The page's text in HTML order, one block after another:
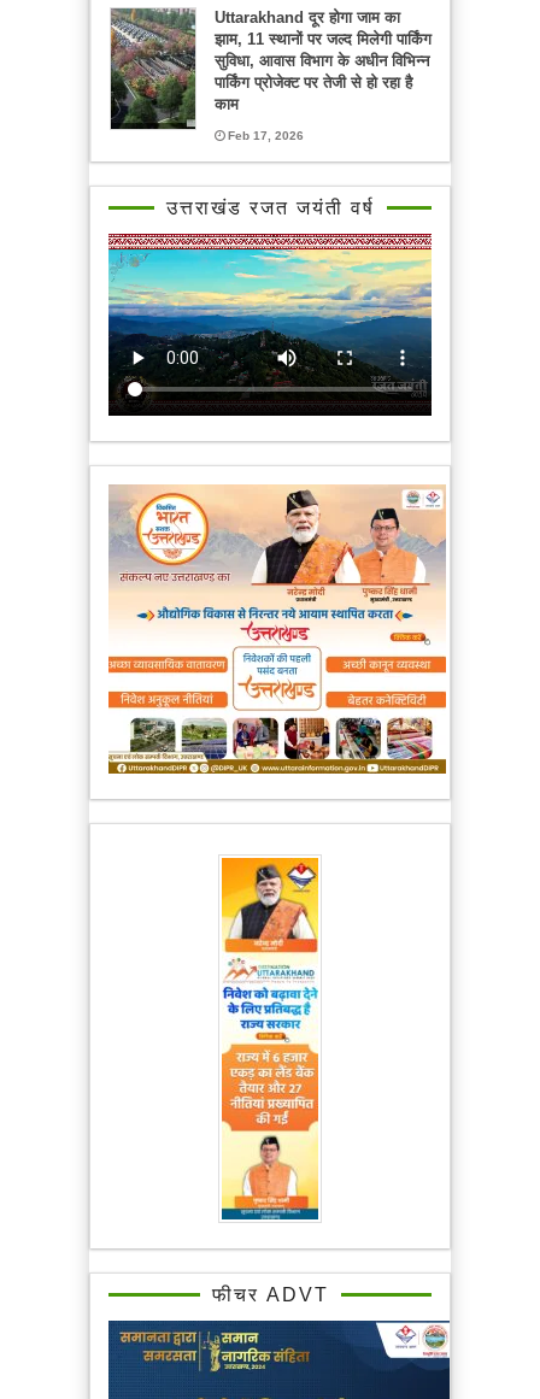
Uttarakhand दूर होगा जाम का
झाम, 11 स्थानों पर जल्द मिलेगी पार्किंग
सुविधा, आवास विभाग के अधीन विभिन्न
पार्किंग प्रोजेक्ट पर तेजी से हो रहा है
काम
Feb 17, 2026
उत्तराखंड रजत जयंती वर्ष
फीचर ADVT